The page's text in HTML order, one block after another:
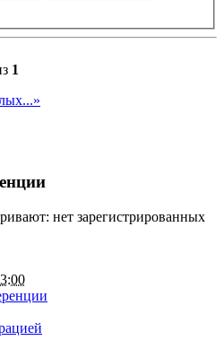
1
нет зарегистрированных